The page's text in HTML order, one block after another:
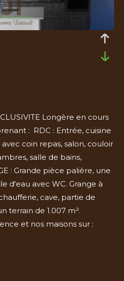
Longère en cours
: RDC : Entrée, cuisine
coin repas, salon, couloir
salle de bains,
: Grande pièce palière, une
d'eau avec WC. Grange à
cave, partie de
terrain de 1.007 m².
et nos maisons sur :